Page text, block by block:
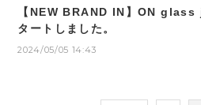
【NEW BRAND IN】ON
タートしました。
2024/05/05 14:43